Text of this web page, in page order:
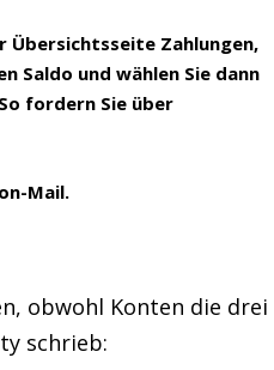
Übersichtsseite Zahlungen,
Saldo und wählen Sie dann
fordern Sie über
Mail.
obwohl Konten die drei
schrieb: